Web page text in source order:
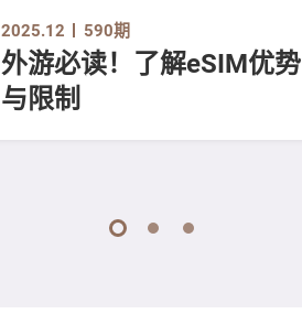
2025.12 590期
外游必读！了解eSIM优势
与限制
1 2 3